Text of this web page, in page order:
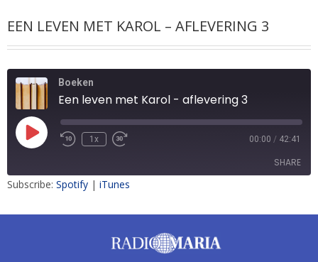
EEN LEVEN MET KAROL – AFLEVERING 3
Boeken
Een leven met Karol - aflevering 3
1x 00:00 / 42:41
SHARE
Subscribe: Spotify | iTunes